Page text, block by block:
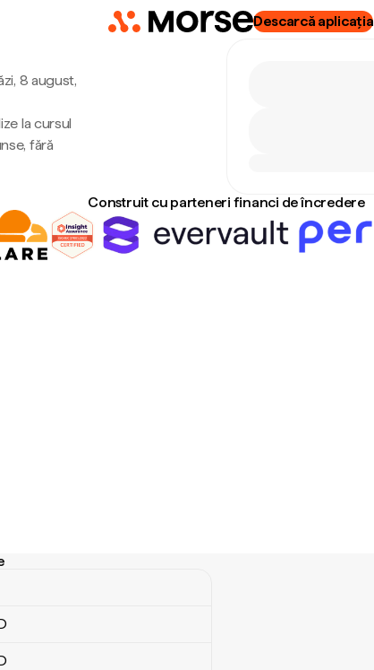
Descarcă aplicația
8 august,
la cursul
fără
Construit cu parteneri financi de încredere